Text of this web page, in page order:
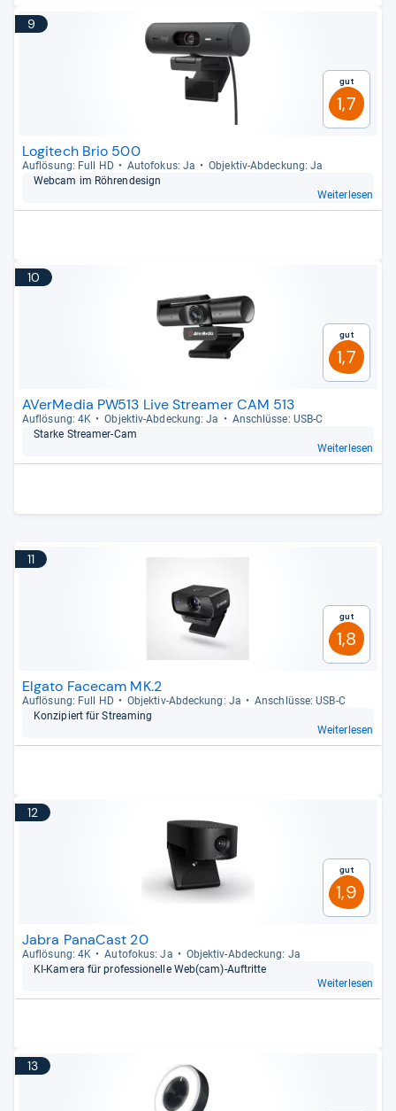
9
Gut
1,7
Logitech Brio 500
Auf­lö­sung: Full HD Auto­fo­kus: Ja
Objek­tiv-​Abde­ckung: Ja
Web­cam im Röh­ren­de­sign
Weiterlesen
10
Gut
1,7
AVerMedia PW513 Live Streamer CAM 513
Auf­lö­sung: 4K Objek­tiv-​Abde­ckung: Ja
Anschlüsse: USB-​C
Starke Stre­a­mer-​Cam
Weiterlesen
11
Gut
1,8
Elgato Facecam MK.2
Auf­lö­sung: Full HD Objek­tiv-​Abde­ckung: Ja
Anschlüsse: USB-​C
Kon­zi­piert für Stre­a­ming
Weiterlesen
12
Gut
1,9
Jabra PanaCast 20
Auf­lö­sung: 4K Auto­fo­kus: Ja
Objek­tiv-​Abde­ckung: Ja
KI-​Kamera für pro­fes­sio­nelle Web(cam)-​Auf­tritte
Weiterlesen
13